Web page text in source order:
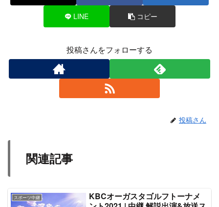
LINE コピー
投稿さんをフォローする
投稿さん
関連記事
スポーツ中継
KBCオーガスタゴルフトーナメ